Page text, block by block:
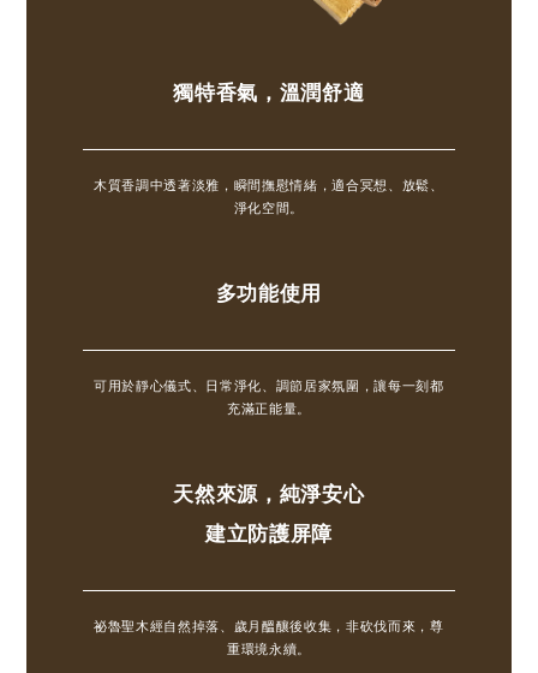
獨特香氣，溫潤舒適
木質香調中透著淡雅，瞬間撫慰情緒，適合冥想、放鬆、
淨化空間。
多功能使用
可用於靜心儀式、日常淨化、調節居家氛圍，讓每一刻都
充滿正能量。
天然來源，純淨安心
建立防護屏障
祕魯聖木經自然掉落、歲月醞釀後收集，非砍伐而來，尊
重環境永續。